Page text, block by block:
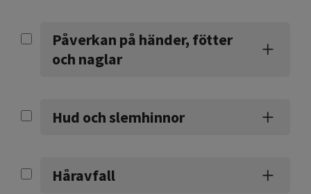
Påverkan på händer, fötter
och naglar
Hud och slemhinnor
Håravfall